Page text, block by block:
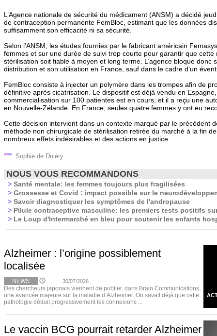
L’Agence nationale de sécurité du médicament (ANSM) a décidé
de contraception permanente FemBloc, estimant que les données
suffisamment son efficacité ni sa sécurité.
Selon l’ANSM, les études fournies par le fabricant américain
femmes et sur une durée de suivi trop courte pour garantir que
stérilisation soit fiable à moyen et long terme. L’agence bloque donc
distribution et son utilisation en France, sauf dans le cadre d’un
FemBloc consiste à injecter un polymère dans les trompes afin de
définitive après cicatrisation. Le dispositif est déjà vendu en
commercialisation sur 100 patientes est en cours, et il a reçu une
en Nouvelle-Zélande. En France, seules quatre femmes y ont eu
Cette décision intervient dans un contexte marqué par le précédent
méthode non chirurgicale de stérilisation retirée du marché à la fin
nombreux effets indésirables et des actions en justice.
Sophie de Duiéry
NOUS VOUS RECOMMANDONS
> Santé mentale: les femmes toujours plus fragilisées
> Grossesse et Covid : impact possible sur le
> Savoir diagnostiquer les symptômes de l'andropause
> Pilule contraceptive masculine: les premiers tests positifs
> Le Loup d'Intermarché en bleu pour soutenir les enfants
Alzheimer : l’origine possiblement
localisée
NEWS 30/07/2026
Des chercheurs japonais viennent de publier, dans Brain Communications,
une avancée majeure sur la maladie d’Alzheimer. On savait déjà que cette
pathologie détruit progressivement les connexions ...
Le vaccin BCG pourrait retarder Alzheimer